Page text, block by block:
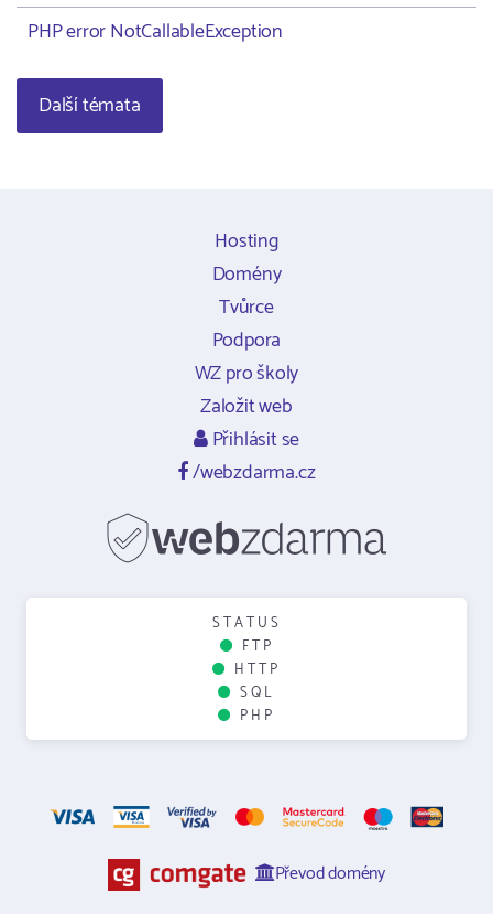
PHP error NotCallableException
Další témata
Hosting
Domény
Tvůrce
Podpora
WZ pro školy
Založit web
Přihlásit se
/webzdarma.cz
STATUS
FTP
HTTP
SQL
PHP
Převod domény